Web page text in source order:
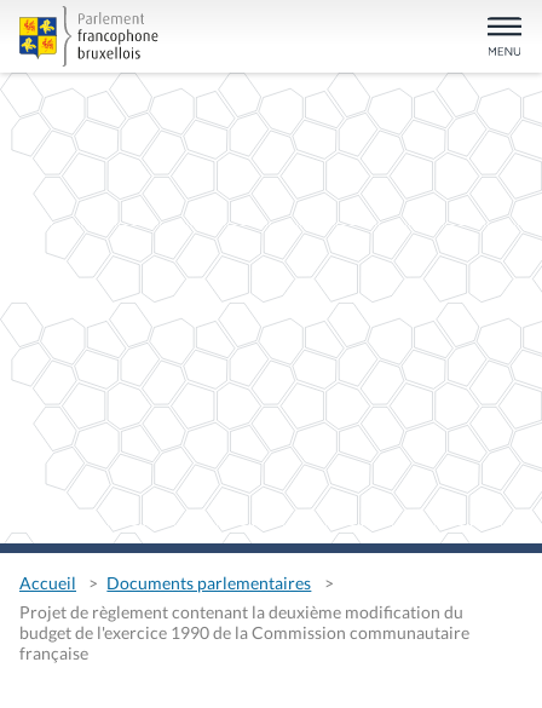
Accueil
Documents parlementaires
Projet de règlement contenant la deuxième modification du
budget de l'exercice 1990 de la Commission communautaire
française